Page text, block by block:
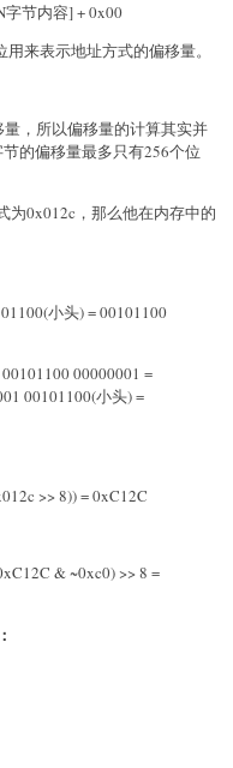
字节内容] + 0x00
来表示地址方式的偏移量。
，所以偏移量的计算其实并
的偏移量最多只有256个位
为0x012c，那么他在内存中的
小头) = 00101100
00000001 =
00101100(小头) =
>> 8)) = 0xC12C
& ~0xc0) >> 8 =